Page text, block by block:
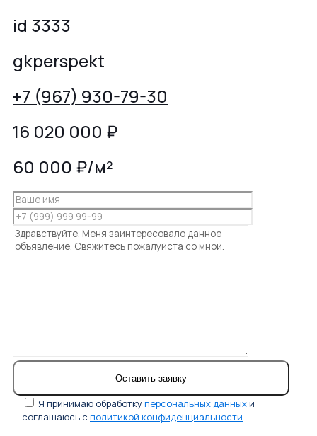
id 3333
gkperspekt
+7 (967) 930-79-30
16 020 000 ₽
60 000 ₽/м²
Я принимаю обработкуперсональных данных и
соглашаюсь с политикой конфиденциальности